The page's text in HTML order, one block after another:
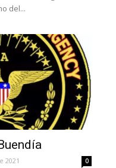
del...
2021 0